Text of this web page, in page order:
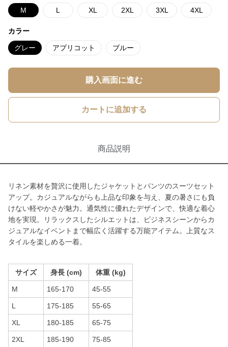
M L XL 2XL 3XL 4XL
カラー
グレー アプリコット ブルー
購入画面に進む
カートに追加する
商品説明
リネン素材を贅沢に使用したジャケットとパンツのスーツセット
アップ。カジュアルながらも上品な印象を与え、夏の暑さにも負
けない軽やかさが魅力。通気性に優れたデザインで、快適な着心
地を実現。リラックスしたシルエットは、ビジネスシーンからカ
ジュアルなイベントまで幅広く活躍する万能アイテム。上質なス
タイルを楽しめる一着。
サイズ 身長 (cm) 体重 (kg)
M 165-170 45-55
L 175-185 55-65
XL 180-185 65-75
2XL 185-190 75-85